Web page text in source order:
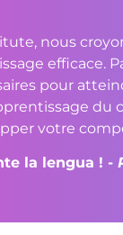
nous
efficace.
pour
du
votre
la lengua ! -